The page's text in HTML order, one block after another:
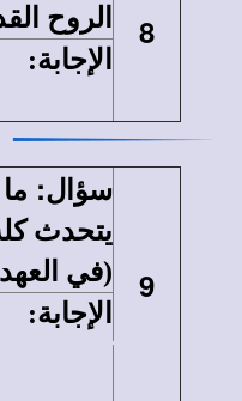
8
الروح
الإجابة:
9
سؤال:
يتحدث
(في
الإجابة: